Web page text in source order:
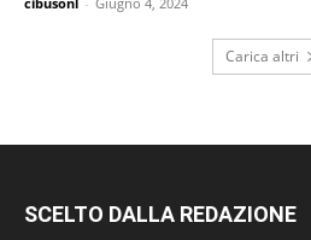
Carica altri
SCELTO DALLA REDAZIONE